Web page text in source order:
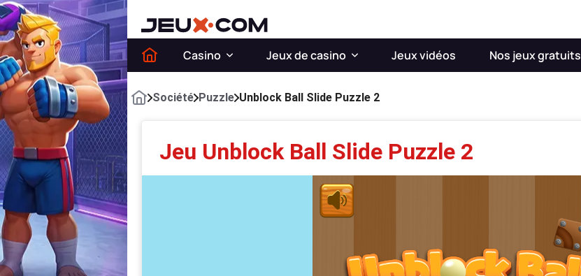
Casino Jeux de casino Jeux vidéos Nos jeux gratuits
Société Puzzle Unblock Ball Slide Puzzle 2
Jeu Unblock Ball Slide Puzzle 2